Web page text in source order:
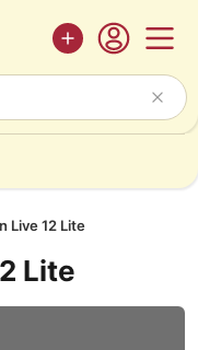
Live 12 Lite
Lite